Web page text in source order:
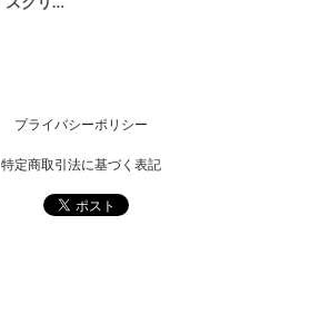
高知アイスさんのアイスクリームセット(16個入り)
プライバシーポリシー
特定商取引法に基づく表記